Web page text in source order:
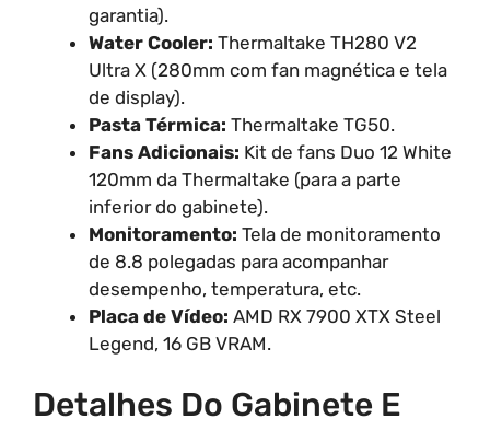
garantia).
Water Cooler: Thermaltake TH280 V2
Ultra X (280mm com fan magnética e tela
de display).
Pasta Térmica: Thermaltake TG50.
Fans Adicionais: Kit de fans Duo 12 White
120mm da Thermaltake (para a parte
inferior do gabinete).
Monitoramento: Tela de monitoramento
de 8.8 polegadas para acompanhar
desempenho, temperatura, etc.
Placa de Vídeo: AMD RX 7900 XTX Steel
Legend, 16 GB VRAM.
Detalhes Do Gabinete E